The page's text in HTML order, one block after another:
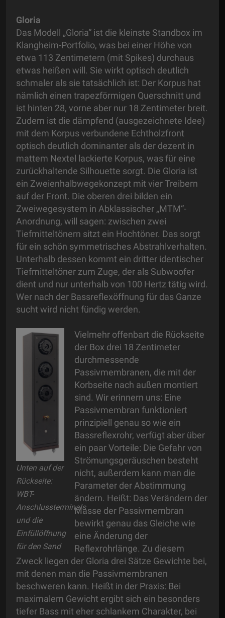
Gloria
Das Modell „Gloria“ ist die kleinste Standbox im
Klangheim-Portfolio, was bei einer Höhe von
etwa 113 Zentimetern (mit Spikes) durchaus
etwas heißen will. Sie wirkt optisch deutlich
schmaler als sie tatsächlich ist: Der Korpus hat
nämlich einen trapezförmigen Querschnitt und
ist hinten 28, vorne aber nur 18 Zentimeter breit.
Zudem ist die dämpfend (ausgezeichnete Idee)
mit dem Korpus verbundene Echtholzfront
optisch deutlich dominanter als der dezent in
mattem Nextel lackierte Korpus, was für eine
zurückhaltende Silhouette sorgt. Die Gloria ist
ein Zweienhalbwegekonzept mit vier Treibern
auf der Front. Die oberen drei bilden ein
Zweiwegesystem in Abklassischer „MTM“-
Anordnung, will sagen: zwischen zwei
Tiefmitteltönern sitzt ein Hochtöner. Das sorgt
für ein schön symmetrisches Abstrahlverhalten.
Unterhalb dessen kommt ein dritter identischer
Tiefmitteltöner zum Zuge, der als Subwoofer
dient und nur unterhalb von 100 Hertz tätig wird.
Wer nach der Bassreflexöffnung für das Ganze
sucht wird nicht fündig werden.
Unten auf der
Rückseite:
WBT-
Anschlussterminals
und die
Einfüllöffnung
für den Sand
Vielmehr offenbart die Rückseite
der Box drei 18 Zentimeter
durchmessende
Passivmembranen, die mit der
Korbseite nach außen montiert
sind. Wir erinnern uns: Eine
Passivmembran funktioniert
prinzipiell genau so wie ein
Bassreflexrohr, verfügt aber über
ein paar Vorteile: Die Gefahr von
Strömungsgeräuschen besteht
nicht, außerdem kann man die
Parameter der Abstimmung
ändern. Heißt: Das Verändern der
Masse der Passivmembran
bewirkt genau das Gleiche wie
eine Änderung der
Reflexrohrlänge. Zu diesem
Zweck liegen der Gloria drei Sätze Gewichte bei,
mit denen man die Passivmembranen
beschweren kann. Heißt in der Praxis: Bei
maximalem Gewicht ergibt sich ein besonders
tiefer Bass mit eher schlankem Charakter, bei